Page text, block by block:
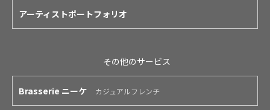
アーティストポートフォリオ
その他のサービス
Brasserie ニーケ カジュアルフレンチ